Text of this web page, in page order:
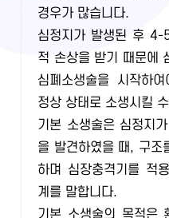
경우가 많습니다.
심정지가 발생된 후 4-
적 손상을 받기 때문에
심폐소생술을 시작하
정상 상태로 소생시킬
기본 소생술은 심정지
을 발견하였을 때, 구조
하며 심장충격기를 적
계를 말합니다.
기본 소생술의 목적은